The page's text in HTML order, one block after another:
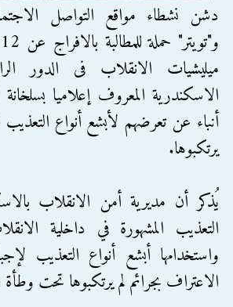
دشن نشطاء مواقع التواصل
ميليشيات الانقلاب فى الدور
الاسكندرية المعروف إعلاميا بسلخانة
أنباء عن تعرضهم لأبشع أنواع التعذيب
يرتكبوها.
يُذكر أن مديرية أمن الانقلاب
التعذيب المشهورة في داخلية
واستخدامها أبشع أنواع التعذيب
الاعتراف بجرائم لم يرتكبوها تحت